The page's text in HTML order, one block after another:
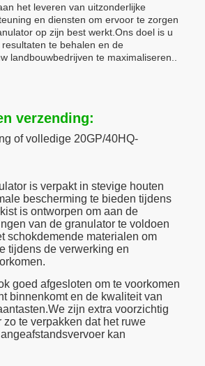
het leveren van uitzonderlijke
en diensten om ervoor te zorgen
op zijn best werkt.Ons doel is u
te behalen en de
landbouwbedrijven te maximaliseren..
verzending:
of volledige 20GP/40HQ-
is verpakt in stevige houten
bescherming te bieden tijdens
is ontworpen om aan de
van de granulator te voldoen
schokdemende materialen om
tijdens de verwerking en
goed afgesloten om te voorkomen
binnenkomt en de kwaliteit van
zijn extra voorzichtig
zo te verpakken dat het ruwe
kan